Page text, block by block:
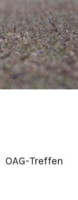
OAG-Treffen